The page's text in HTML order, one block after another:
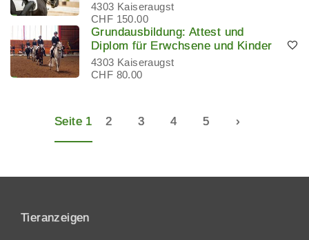
4303 Kaiseraugst
CHF 150.00
Grundausbildung: Attest und
Diplom für Erwchsene und Kinder
4303 Kaiseraugst
CHF 80.00
Seite 1 2 3 4 5 ›
Tieranzeigen